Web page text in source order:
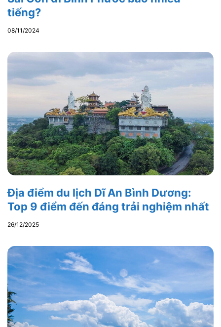
tiếng?
08/11/2024
Địa điểm du lịch Dĩ An Bình Dương:
Top 9 điểm đến đáng trải nghiệm nhất
26/12/2025